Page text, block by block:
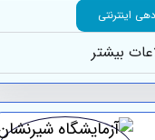
اینترنتی
بیشتر